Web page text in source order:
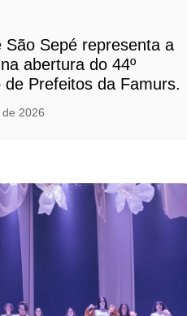
São Sepé representa a
abertura do 44º
de Prefeitos da Famurs.
2026